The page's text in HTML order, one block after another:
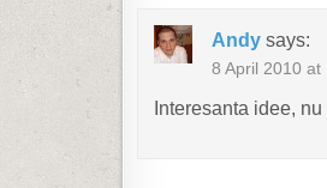
Andy says:
8 April 2010 at
Interesanta idee,